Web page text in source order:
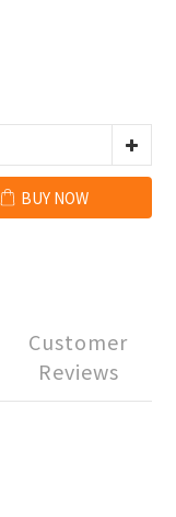
BUY NOW
Customer
Reviews